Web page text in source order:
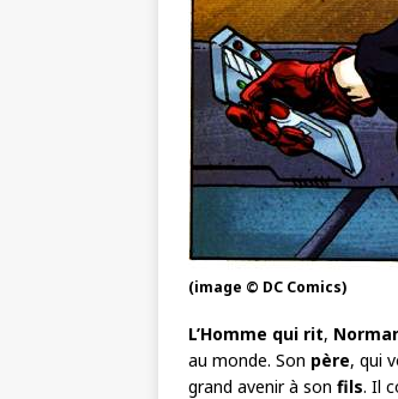
(image © DC Comics)
L’Homme qui rit,
au monde. Son père, qui
grand avenir à son fils. Il